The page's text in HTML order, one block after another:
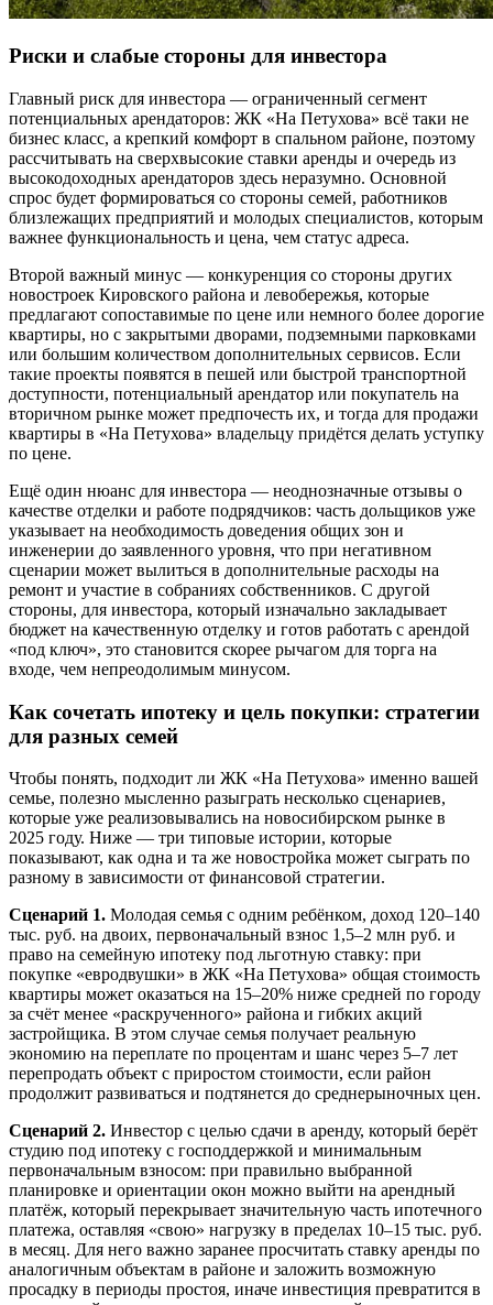
Риски и слабые стороны для инвестора
Главный риск для инвестора — ограниченный сегмент
потенциальных арендаторов: ЖК «На Петухова» всё таки не
бизнес класс, а крепкий комфорт в спальном районе, поэтому
рассчитывать на сверхвысокие ставки аренды и очередь из
высокодоходных арендаторов здесь неразумно. Основной
спрос будет формироваться со стороны семей, работников
близлежащих предприятий и молодых специалистов, которым
важнее функциональность и цена, чем статус адреса.
Второй важный минус — конкуренция со стороны других
новостроек Кировского района и левобережья, которые
предлагают сопоставимые по цене или немного более дорогие
квартиры, но с закрытыми дворами, подземными парковками
или большим количеством дополнительных сервисов. Если
такие проекты появятся в пешей или быстрой транспортной
доступности, потенциальный арендатор или покупатель на
вторичном рынке может предпочесть их, и тогда для продажи
квартиры в «На Петухова» владельцу придётся делать уступку
по цене.
Ещё один нюанс для инвестора — неоднозначные отзывы о
качестве отделки и работе подрядчиков: часть дольщиков уже
указывает на необходимость доведения общих зон и
инженерии до заявленного уровня, что при негативном
сценарии может вылиться в дополнительные расходы на
ремонт и участие в собраниях собственников. С другой
стороны, для инвестора, который изначально закладывает
бюджет на качественную отделку и готов работать с арендой
«под ключ», это становится скорее рычагом для торга на
входе, чем непреодолимым минусом.
Как сочетать ипотеку и цель покупки: стратегии
для разных семей
Чтобы понять, подходит ли ЖК «На Петухова» именно вашей
семье, полезно мысленно разыграть несколько сценариев,
которые уже реализовывались на новосибирском рынке в
2025 году. Ниже — три типовые истории, которые
показывают, как одна и та же новостройка может сыграть по
разному в зависимости от финансовой стратегии.
Сценарий 1. Молодая семья с одним ребёнком, доход 120–140
тыс. руб. на двоих, первоначальный взнос 1,5–2 млн руб. и
право на семейную ипотеку под льготную ставку: при
покупке «евродвушки» в ЖК «На Петухова» общая стоимость
квартиры может оказаться на 15–20% ниже средней по городу
за счёт менее «раскрученного» района и гибких акций
застройщика. В этом случае семья получает реальную
экономию на переплате по процентам и шанс через 5–7 лет
перепродать объект с приростом стоимости, если район
продолжит развиваться и подтянется до среднерыночных цен.
Сценарий 2. Инвестор с целью сдачи в аренду, который берёт
студию под ипотеку с господдержкой и минимальным
первоначальным взносом: при правильно выбранной
планировке и ориентации окон можно выйти на арендный
платёж, который перекрывает значительную часть ипотечного
платежа, оставляя «свою» нагрузку в пределах 10–15 тыс. руб.
в месяц. Для него важно заранее просчитать ставку аренды по
аналогичным объектам в районе и заложить возможную
просадку в периоды простоя, иначе инвестиция превратится в